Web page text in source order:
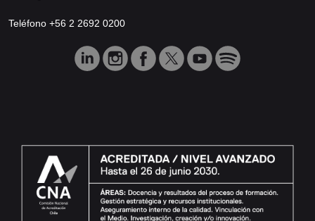
Teléfono +56 2 2692 0200